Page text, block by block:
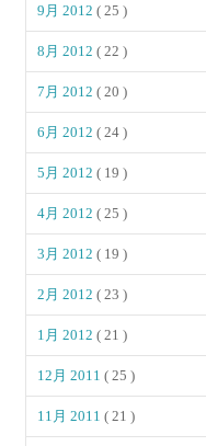
9月 2012( 25 )
8月 2012( 22 )
7月 2012( 20 )
6月 2012( 24 )
5月 2012( 19 )
4月 2012( 25 )
3月 2012( 19 )
2月 2012( 23 )
1月 2012( 21 )
12月 2011( 25 )
11月 2011( 21 )